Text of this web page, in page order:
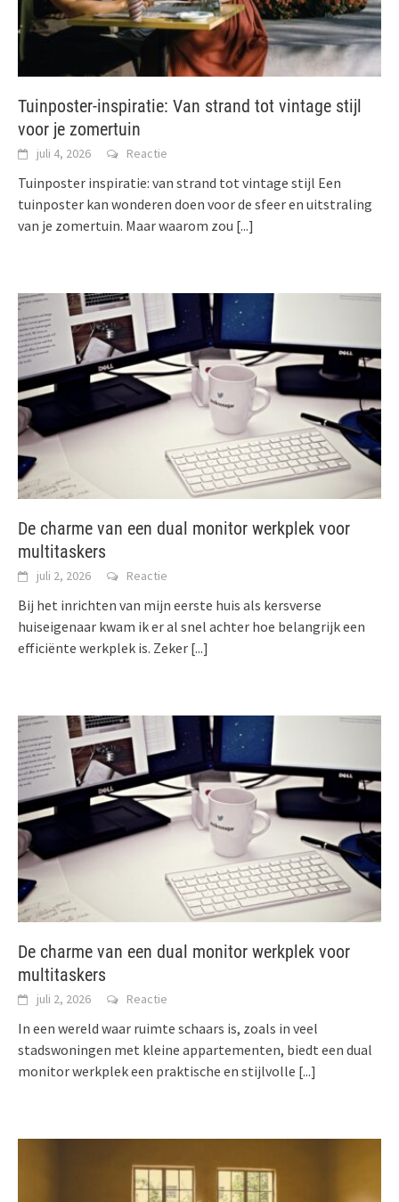
Tuinposter-inspiratie: Van strand tot vintage stijl
voor je zomertuin
juli 4, 2026 Reactie
Tuinposter inspiratie: van strand tot vintage stijl Een
tuinposter kan wonderen doen voor de sfeer en uitstraling
van je zomertuin. Maar waarom zou [...]
De charme van een dual monitor werkplek voor
multitaskers
juli 2, 2026 Reactie
Bij het inrichten van mijn eerste huis als kersverse
huiseigenaar kwam ik er al snel achter hoe belangrijk een
efficiënte werkplek is. Zeker [...]
De charme van een dual monitor werkplek voor
multitaskers
juli 2, 2026 Reactie
In een wereld waar ruimte schaars is, zoals in veel
stadswoningen met kleine appartementen, biedt een dual
monitor werkplek een praktische en stijlvolle [...]